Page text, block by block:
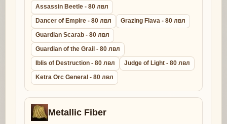
Assassin Beetle - 80 лвл
Dancer of Empire - 80 лвл
Grazing Flava - 80 лвл
Guardian Scarab - 80 лвл
Guardian of the Grail - 80 лвл
Iblis of Destruction - 80 лвл
Judge of Light - 80 лвл
Ketra Orc General - 80 лвл
Metallic Fiber